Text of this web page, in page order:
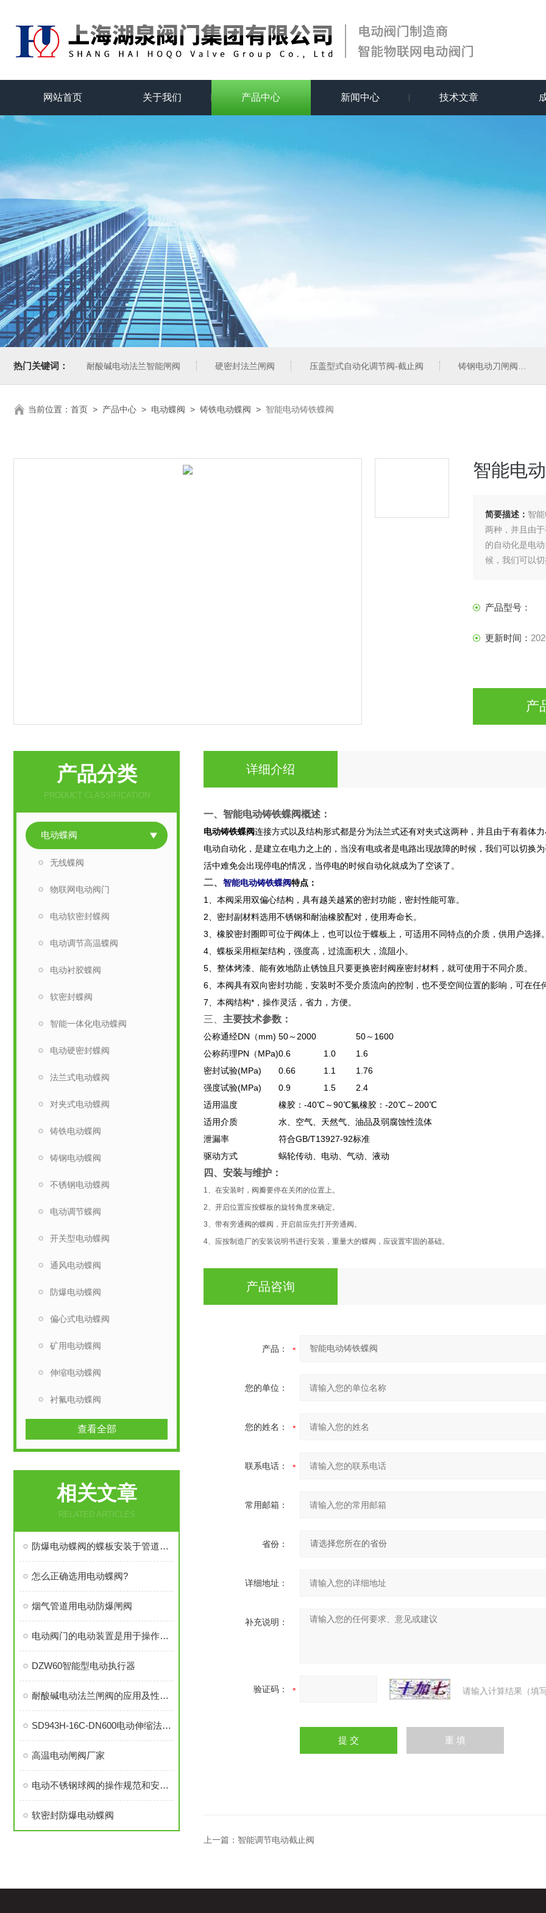
网站首页 关于我们 产品中心 新闻中心 技术文章
热门关键词： 耐酸碱电动法兰智能闸阀 硬密封法兰闸阀 压盖型式自动化调节阀-截止阀 铸钢电动刀闸阀
当前位置： 首页 > 产品中心 > 电动蝶阀 > 铸铁电动蝶阀 > 智能电动铸铁蝶阀
智能电
简要描述： 智
两种，并且由
的自动化是电
候，我们可以
产品型号：
更新时间：
产
产品分类
PRODUCT CLASSIFICATION
电动蝶阀
无线蝶阀
物联网电动阀门
电动软密封蝶阀
电动调节高温蝶阀
电动衬胶蝶阀
软密封蝶阀
智能一体化电动蝶阀
电动硬密封蝶阀
法兰式电动蝶阀
对夹式电动蝶阀
铸铁电动蝶阀
铸钢电动蝶阀
不锈钢电动蝶阀
电动调节蝶阀
开关型电动蝶阀
通风电动蝶阀
防爆电动蝶阀
偏心式电动蝶阀
矿用电动蝶阀
伸缩电动蝶阀
衬氟电动蝶阀
查看全部
相关文章
RELATED ARTICLES
防爆电动蝶阀的蝶板安装于管道的直径方向
怎么正确选用电动蝶阀?
烟气管道用电动防爆闸阀
电动阀门的电动装置是用于操作阀门并于阀门相连接的装置之一。
DZW60智能型电动执行器
耐酸碱电动法兰闸阀的应用及性能特点
SD943H-16C-DN600电动伸缩法兰蝶阀 金属硬密封伸缩蝶阀
高温电动闸阀厂家
电动不锈钢球阀的操作规范和安装维护要点
软密封防爆电动蝶阀
详细介绍
一、 智能电动铸铁蝶阀概述：
电动铸铁蝶阀连接方式以及结构形式都是分为法兰式还有对夹式这两种，并且由于有着体
电动自动化，是建立在电力之上的，当没有电或者是电路出现故障的时候，我们可以切换
活中难免会出现停电的情况，当停电的时候自动化就成为了空谈了。
二、 智能电动铸铁蝶阀特点：
1、本阀采用双偏心结构，具有越关越紧的密封功能，密封性能可靠。
2、密封副材料选用不锈钢和耐油橡胶配对，使用寿命长。
3、橡胶密封圈即可位于阀体上，也可以位于蝶板上，可适用不同特点的介质，供用户选择。
4、蝶板采用框架结构，强度高，过流面积大，流阻小。
5、整体烤漆、能有效地防止锈蚀且只要更换密封阀座密封材料，就可使用于不同介质。
6、本阀具有双向密封功能，安装时不受介质流向的控制，也不受空间位置的影响，可在任
7、本阀结构*，操作灵活，省力，方便。
三、 主要技术参数：
公称通经DN（mm) 50～2000
50～1600
公称药理PN（MPa)0.6 1.0
1.6
密封试验(MPa)
0.66 1.1
1.76
强度试验(MPa)
0.9 1.5
2.4
适用温度
橡胶：-40℃～90℃氟橡胶：-20℃～200℃
适用介质
水、空气、天然气、油品及弱腐蚀性流体
泄漏率
符合GB/T13927-92标准
驱动方式
蜗轮传动、电动、气动、液动
四、安装与维护：
1、在安装时，阀瓣要停在关闭的位置上。
2、开启位置应按蝶板的旋转角度来确定。
3、带有旁通阀的蝶阀，开启前应先打开旁通阀。
4、应按制造厂的安装说明书进行安装，重量大的蝶阀，应设置牢固的基础。
产品咨询
产品：
您的单位：
您的姓名：
联系电话：
常用邮箱：
省份：
详细地址：
补充说明：
验证码： 请输入计算结果（填
上一篇： 智能调节电动截止阀